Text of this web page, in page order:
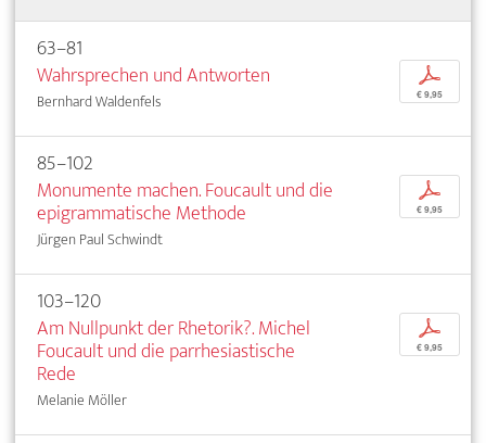
63–81
Wahrsprechen und Antworten
Bernhard Waldenfels
p
€ 9,95
85–102
Monumente machen. Foucault und die
epigrammatische Methode
Jürgen Paul Schwindt
p
€ 9,95
103–120
Am Nullpunkt der Rhetorik?. Michel
Foucault und die parrhesiastische
Rede
Melanie Möller
p
€ 9,95